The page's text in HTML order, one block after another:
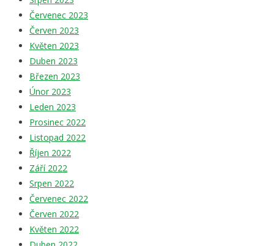
Červenec 2023
Červen 2023
Květen 2023
Duben 2023
Březen 2023
Únor 2023
Leden 2023
Prosinec 2022
Listopad 2022
Říjen 2022
Září 2022
Srpen 2022
Červenec 2022
Červen 2022
Květen 2022